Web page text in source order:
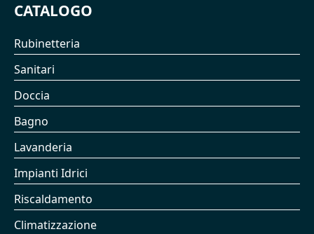
CATALOGO
Rubinetteria
Sanitari
Doccia
Bagno
Lavanderia
Impianti Idrici
Riscaldamento
Climatizzazione